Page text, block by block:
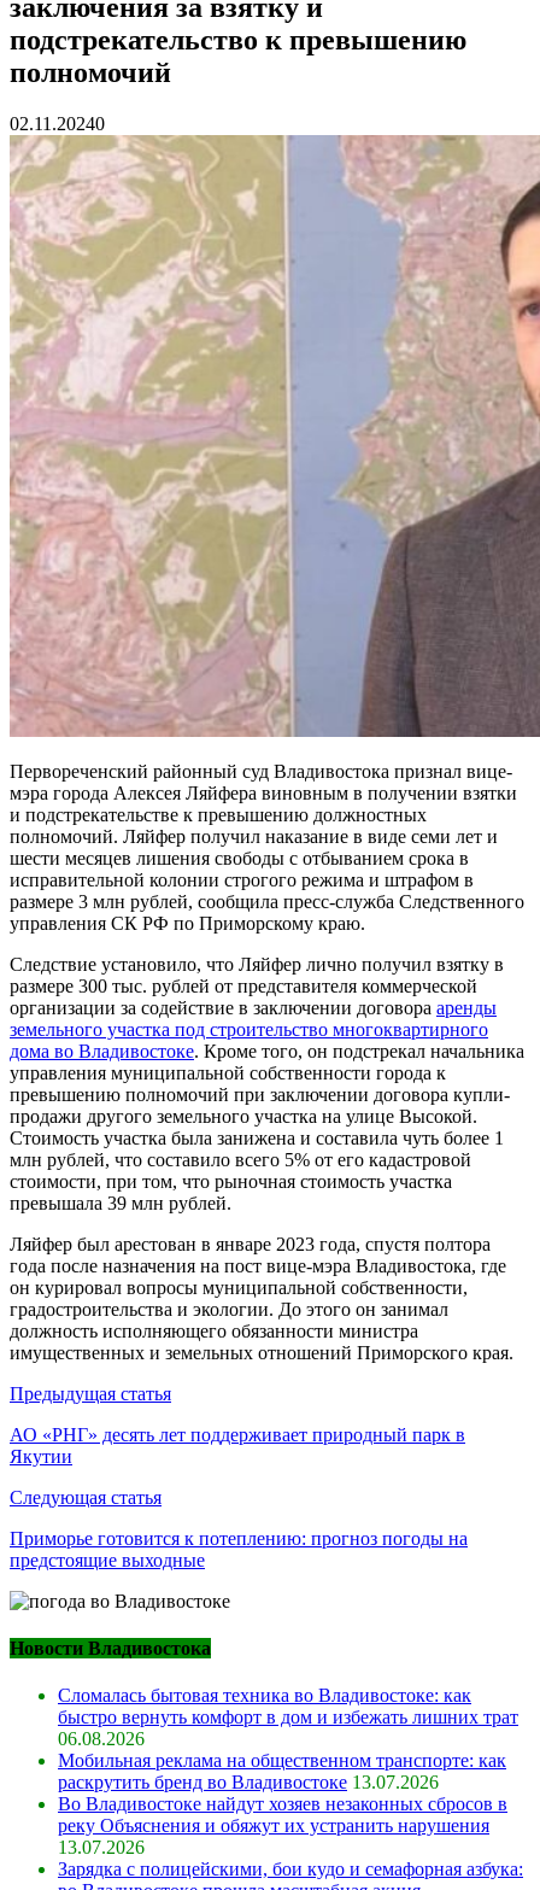
заключения за взятку и
подстрекательство к превышению
полномочий
02.11.20240
Первореченский районный суд Владивостока признал вице-
мэра города Алексея Ляйфера виновным в получении взятки
и подстрекательстве к превышению должностных
полномочий. Ляйфер получил наказание в виде семи лет и
шести месяцев лишения свободы с отбыванием срока в
исправительной колонии строгого режима и штрафом в
размере 3 млн рублей, сообщила пресс-служба Следственного
управления СК РФ по Приморскому краю.
Следствие установило, что Ляйфер лично получил взятку в
размере 300 тыс. рублей от представителя коммерческой
организации за содействие в заключении договора аренды
земельного участка под строительство многоквартирного
дома во Владивостоке. Кроме того, он подстрекал начальника
управления муниципальной собственности города к
превышению полномочий при заключении договора купли-
продажи другого земельного участка на улице Высокой.
Стоимость участка была занижена и составила чуть более 1
млн рублей, что составило всего 5% от его кадастровой
стоимости, при том, что рыночная стоимость участка
превышала 39 млн рублей.
Ляйфер был арестован в январе 2023 года, спустя полтора
года после назначения на пост вице-мэра Владивостока, где
он курировал вопросы муниципальной собственности,
градостроительства и экологии. До этого он занимал
должность исполняющего обязанности министра
имущественных и земельных отношений Приморского края.
Навигация
по
записям
Предыдущая статья
АО «РНГ» десять лет поддерживает природный парк в
Якутии
Следующая статья
Приморье готовится к потеплению: прогноз погоды на
предстоящие выходные
Новости Владивостока
Сломалась бытовая техника во Владивостоке: как
быстро вернуть комфорт в дом и избежать лишних трат
06.08.2026
Мобильная реклама на общественном транспорте: как
раскрутить бренд во Владивостоке 13.07.2026
Во Владивостоке найдут хозяев незаконных сбросов в
реку Объяснения и обяжут их устранить нарушения
13.07.2026
Зарядка с полицейскими, бои кудо и семафорная азбука: